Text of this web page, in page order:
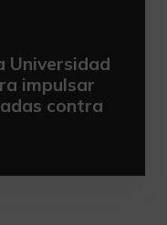
Universidad
impulsar
contra